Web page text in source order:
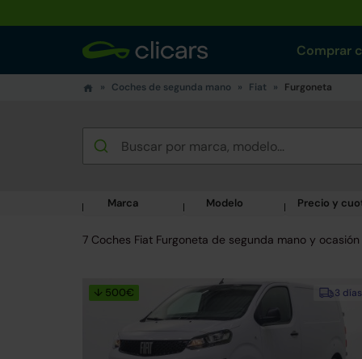
Comprar
Coches de segunda mano Fiat Furgoneta
Marca Modelo Precio y
7 Coches Fiat Furgoneta de segunda mano y ocasión
3 días
↓ 500€